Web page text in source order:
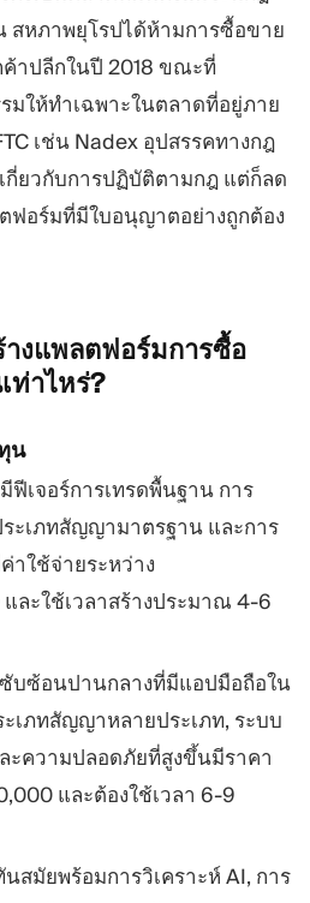
สหภาพยุโรปได้ห้ามการซื้อขาย
าปลีกในปี 2018 ขณะที่
มให้ทำเฉพาะในตลาดที่อยู่ภาย
เช่น Nadex อุปสรรคทางกฎ
กี่ยวกับการปฏิบัติตามกฎ แต่ก็ลด
ฟอร์มที่มีใบอนุญาตอย่างถูกต้อง
างแพลตฟอร์มการซื้อ
ท่าไหร่?
น
เจอร์การเทรดพื้นฐาน การ
ะเภทสัญญามาตรฐาน และการ
าใช้จ่ายระหว่าง
ละใช้เวลาสร้างประมาณ 4-6
บซ้อนปานกลางที่มีแอปมือถือใน
เภทสัญญาหลายประเภท, ระบบ
ะความปลอดภัยที่สูงขึ้นมีราคา
และต้องใช้เวลา 6-9
สมัยพร้อมการวิเคราะห์ AI, การ